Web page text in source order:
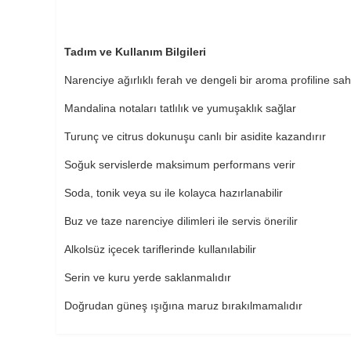
Tadım ve Kullanım Bilgileri
Narenciye ağırlıklı ferah ve dengeli bir aroma profiline
Mandalina notaları tatlılık ve yumuşaklık sağlar
Turunç ve citrus dokunuşu canlı bir asidite kazandırır
Soğuk servislerde maksimum performans verir
Soda, tonik veya su ile kolayca hazırlanabilir
Buz ve taze narenciye dilimleri ile servis önerilir
Alkolsüz içecek tariflerinde kullanılabilir
Serin ve kuru yerde saklanmalıdır
Doğrudan güneş ışığına maruz bırakılmamalıdır